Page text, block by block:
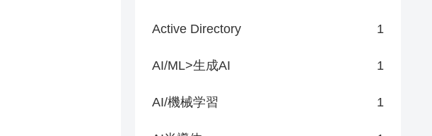
Active Directory 1
AI/ML>生成AI 1
AI/機械学習 1